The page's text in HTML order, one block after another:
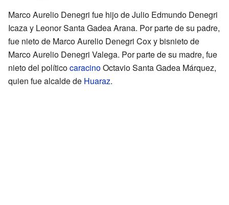
Marco Aurelio Denegri fue hijo de Julio Edmundo Denegri
Icaza y Leonor Santa Gadea Arana. Por parte de su padre,
fue nieto de Marco Aurelio Denegri Cox y bisnieto de
Marco Aurelio Denegri Valega. Por parte de su madre, fue
nieto del políticocaracinoOctavio Santa Gadea Márquez,
quien fue alcalde de Huaraz.